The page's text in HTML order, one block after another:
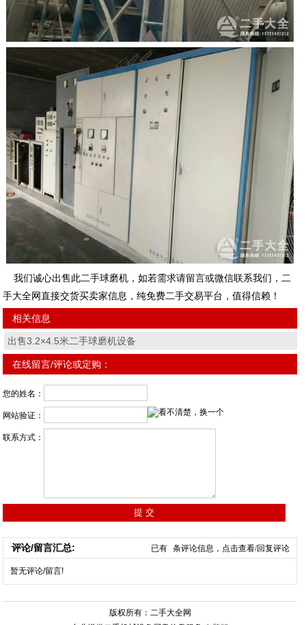
我们诚心出售此二手球磨机，如若需求请留言或微信联系我们，二
手大全网直接交货买卖家信息，纯免费二手交易平台，值得信赖！
相关信息
出售3.2×4.5米二手球磨机设备
在线留言/评论或定购：
您的姓名：
网站验证：
联系方式：
评论/留言汇总: 已有 条评论信息，点击查看/回复评论
暂无评论/留言!
版权所有：二手大全网